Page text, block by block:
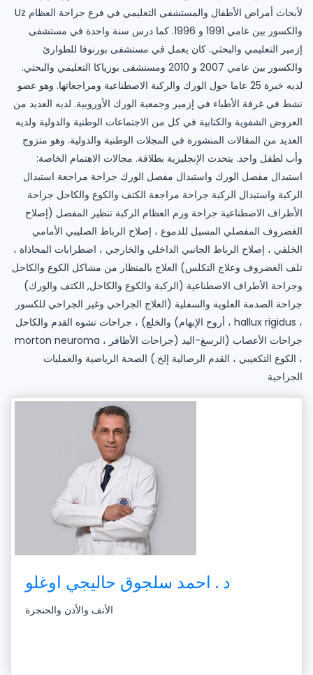
Uz لأبحاث أمراض الأطفال والمستشفى التعليمي في فرع جراحة العظام
والكسور بين عامي 1991 و 1996. كما درس سنة واحدة في مستشفى
إزمير التعليمي والبحثي. كان يعمل في مستشفى بورنوفا للطوارئ
والكسور بين عامي 2007 و 2010 ومستشفى بوزياكا التعليمي والبحثي.
لديه خبرة 25 عاما حول الورك والركبة الاصطناعية ومراجعاتها. وهو عضو
نشط في غرفة الأطباء في إزمير وجمعية الورك الأوروبية. لديه العديد من
العروض الشفوية والكتابية في كل من الاجتماعات الوطنية والدولية ولديه
العديد من المقالات المنشورة في المجلات الوطنية والدولية. وهو متزوج
وأب لطفل واحد. يتحدث الإنجليزية بطلاقة. مجالات الاهتمام الخاصة:
استبدال مفصل الورك واستبدال مفصل الورك جراحة مراجعة استبدال
الركبة واستبدال الركبة جراحة مراجعة الكتف والكوع والكاحل جراحة
الأطراف الاصطناعية جراحة ورم العظام الركبة تنظير المفصل (إصلاح
الغضروف المفصلي المسيل للدموع ، إصلاح الرباط الصليبي الأمامي
الخلفي ، إصلاح الرباط الجانبي الداخلي والخارجي ، اضطرابات المحاذاة ،
تلف الغضروف وعلاج التكلس) العلاج بالمنظار من مشاكل الكوع والكاحل
وجراحة الأطراف الاصطناعية (الركبة والكوع والكاحل, الكتف والورك)
جراحة الصدمة العلوية والسفلية (العلاج الجراحي وغير الجراحي للكسور
والخلع) ، جراحات تشوه القدم والكاحل (أروح الإبهام ، hallux rigidus ،
morton neuroma ، جراحات الأظافر) جراحات الأعصاب (الرسغ-اليد
، الكوع التكعيبي ، القدم الرصالية إلخ.) الصحة الرياضية والعمليات
الجراحية
د . احمد سلجوق حاليجي اوغلو
الأنف والأذن والحنجرة